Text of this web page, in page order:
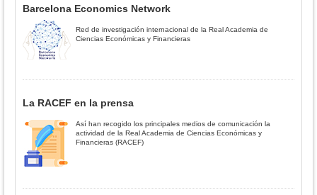
Barcelona Economics Network
Red de investigación internacional de la Real Academia de
Ciencias Económicas y Financieras
La RACEF en la prensa
Así han recogido los principales medios de comunicación la
actividad de la Real Academia de Ciencias Económicas y
Financieras (RACEF)